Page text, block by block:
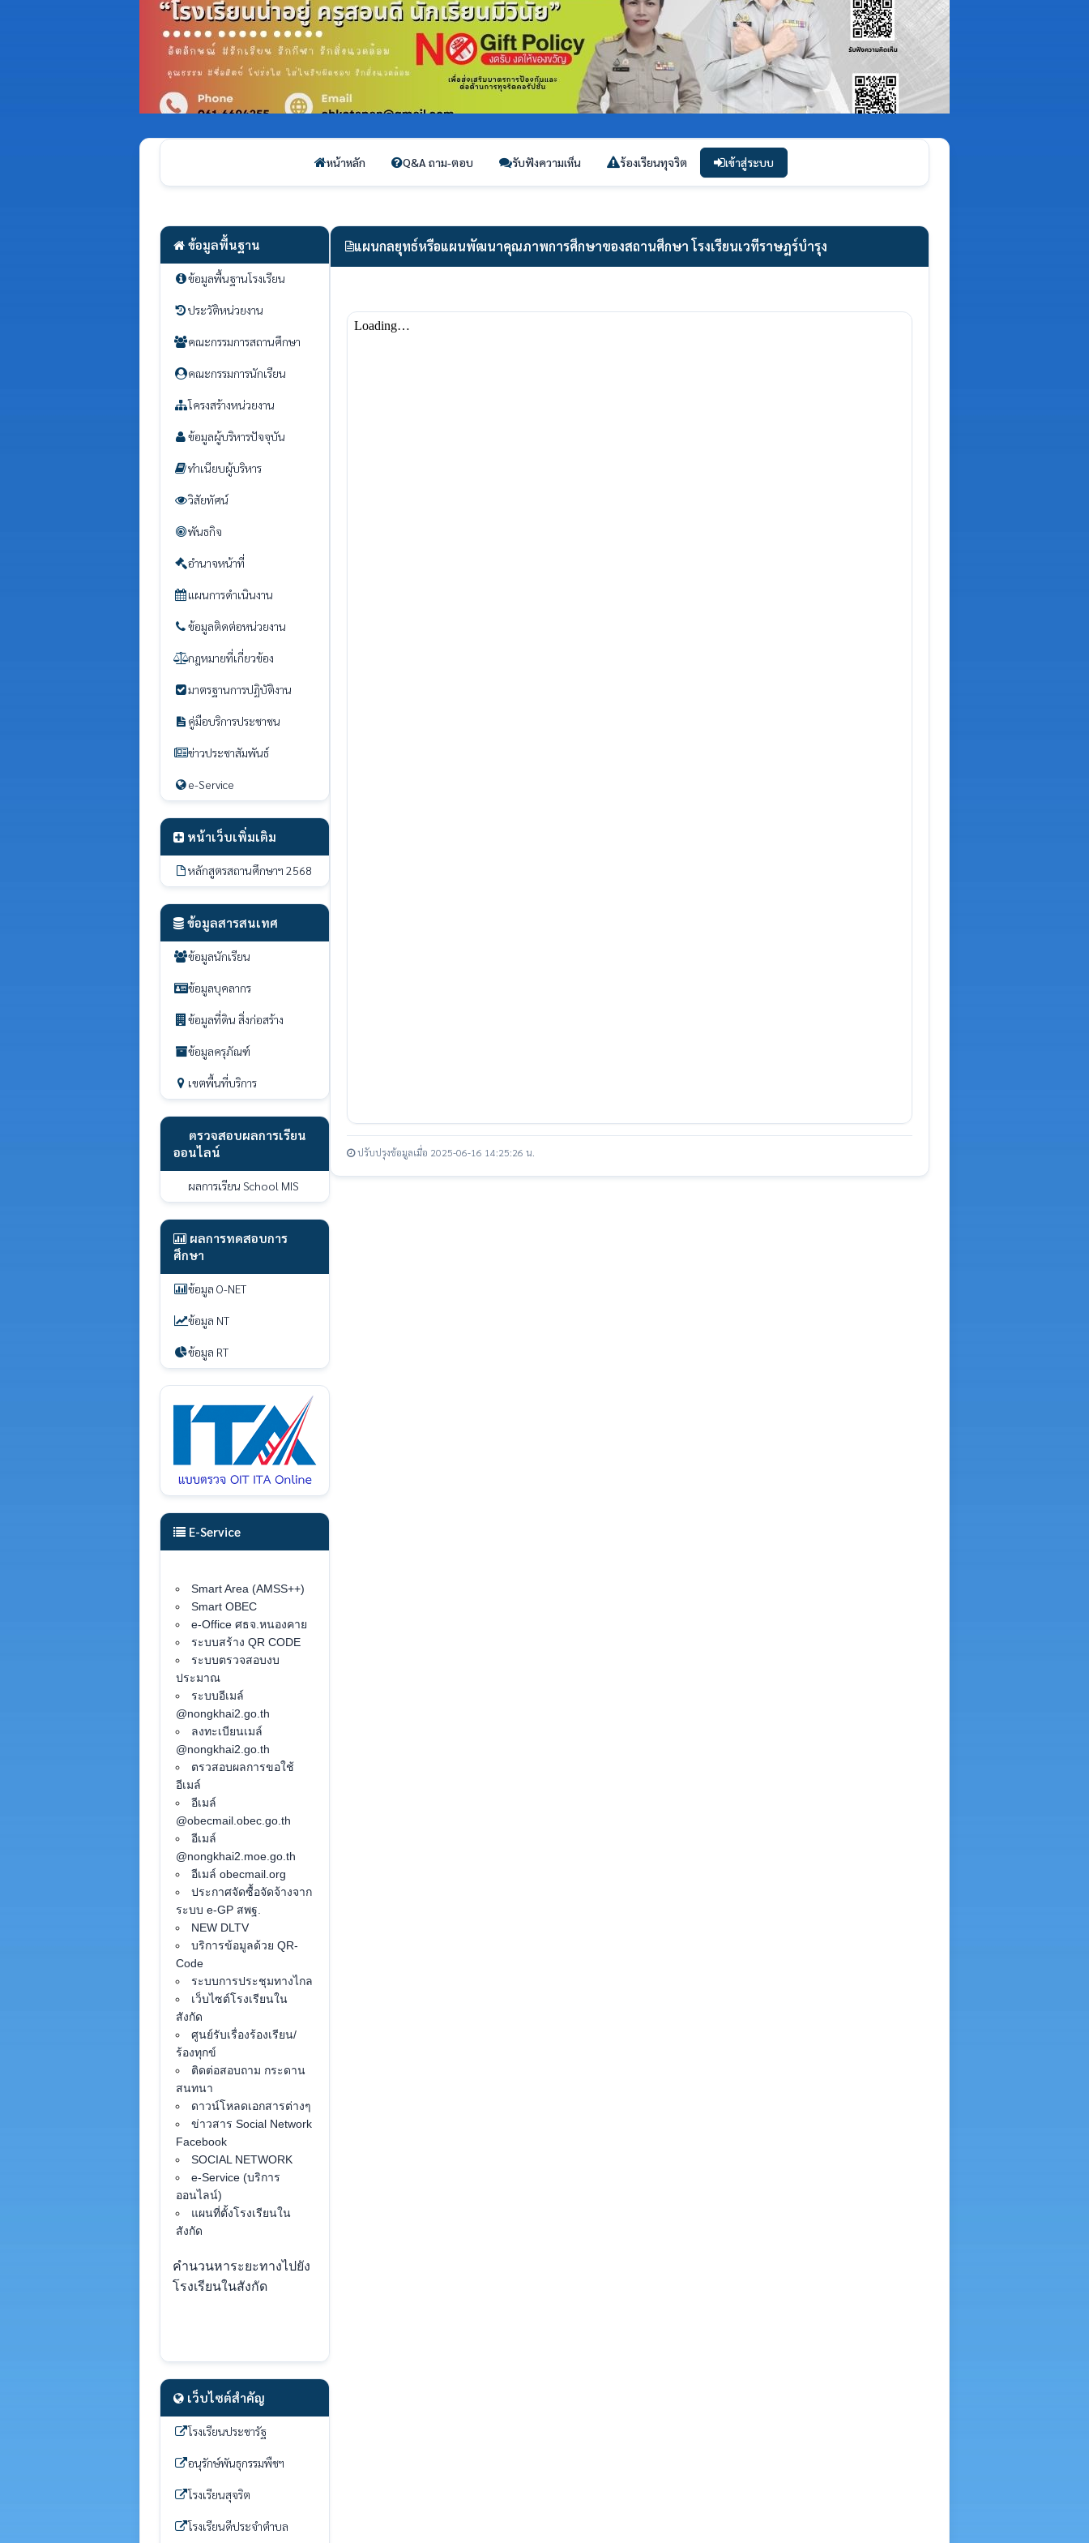
หน้าหลัก Q&A ถาม-ตอบ รับฟังความเห็น ร้องเรียนทุจริต เข้าสู่ระบบ
ข้อมูลพื้นฐาน
ข้อมูลพื้นฐานโรงเรียน
ประวัติหน่วยงาน
คณะกรรมการสถานศึกษา
คณะกรรมการนักเรียน
โครงสร้างหน่วยงาน
ข้อมูลผู้บริหารปัจจุบัน
ทำเนียบผู้บริหาร
วิสัยทัศน์
พันธกิจ
อำนาจหน้าที่
แผนการดำเนินงาน
ข้อมูลติดต่อหน่วยงาน
กฎหมายที่เกี่ยวข้อง
มาตรฐานการปฏิบัติงาน
คู่มือบริการประชาชน
ข่าวประชาสัมพันธ์
e-Service
หน้าเว็บเพิ่มเติม
หลักสูตรสถานศึกษาฯ 2568
ข้อมูลสารสนเทศ
ข้อมูลนักเรียน
ข้อมูลบุคลากร
ข้อมูลที่ดิน สิ่งก่อสร้าง
ข้อมูลครุภัณฑ์
เขตพื้นที่บริการ
ตรวจสอบผลการเรียน
ออนไลน์
ผลการเรียน School MIS
ผลการทดสอบการ
ศึกษา
ข้อมูล O-NET
ข้อมูล NT
ข้อมูล RT
E-Service
Smart Area (AMSS++)
Smart OBEC
e-Office ศธจ.หนองคาย
ระบบสร้าง QR CODE
ระบบตรวจสอบงบ
ประมาณ
ระบบอีเมล์
@nongkhai2.go.th
ลงทะเบียนเมล์
@nongkhai2.go.th
ตรวสอบผลการขอใช้
อีเมล์
อีเมล์
@obecmail.obec.go.th
อีเมล์
@nongkhai2.moe.go.th
อีเมล์ obecmail.org
ประกาศจัดซื้อจัดจ้างจาก
ระบบ e-GP สพฐ.
NEW DLTV
บริการข้อมูลด้วย QR-
Code
ระบบการประชุมทางไกล
เว็บไซต์โรงเรียนใน
สังกัด
ศูนย์รับเรื่องร้องเรียน/
ร้องทุกข์
ติดต่อสอบถาม กระดาน
สนทนา
ดาวน์โหลดเอกสารต่างๆ
ข่าวสาร Social Network
Facebook
SOCIAL NETWORK
e-Service (บริการ
ออนไลน์)
แผนที่ตั้งโรงเรียนใน
สังกัด
คำนวนหาระยะทางไปยัง
โรงเรียนในสังกัด
เว็บไซต์สำคัญ
โรงเรียนประชารัฐ
อนุรักษ์พันธุกรรมพืชฯ
โรงเรียนสุจริต
โรงเรียนดีประจำตำบล
แผนกลยุทธ์หรือแผนพัฒนาคุณภาพการศึกษาของสถานศึกษา โรงเรียนเวทีราษฎร์บำรุง
ปรับปรุงข้อมูลเมื่อ 2025-06-16 14:25:26 น.